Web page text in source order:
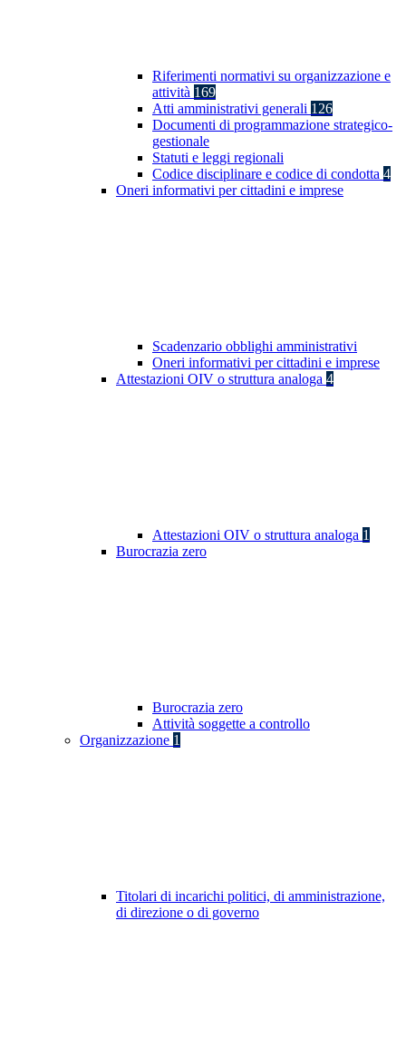
Riferimenti normativi su organizzazione e
attività 169
Atti amministrativi generali 126
Documenti di programmazione strategico-
gestionale
Statuti e leggi regionali
Codice disciplinare e codice di condotta 4
Oneri informativi per cittadini e imprese
Scadenzario obblighi amministrativi
Oneri informativi per cittadini e imprese
Attestazioni OIV o struttura analoga 4
Attestazioni OIV o struttura analoga 1
Burocrazia zero
Burocrazia zero
Attività soggette a controllo
Organizzazione 1
Titolari di incarichi politici, di amministrazione,
di direzione o di governo